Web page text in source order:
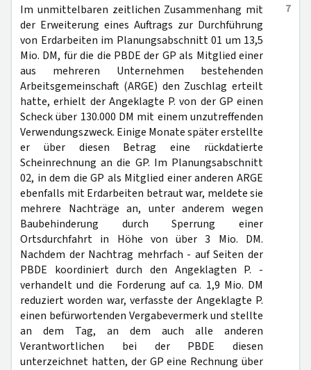
7
Im unmittelbaren zeitlichen Zusammenhang mit
der Erweiterung eines Auftrags zur Durchführung
von Erdarbeiten im Planungsabschnitt 01 um 13,5
Mio. DM, für die die PBDE der GP als Mitglied einer
aus mehreren Unternehmen bestehenden
Arbeitsgemeinschaft (ARGE) den Zuschlag erteilt
hatte, erhielt der Angeklagte P. von der GP einen
Scheck über 130.000 DM mit einem unzutreffenden
Verwendungszweck. Einige Monate später erstellte
er über diesen Betrag eine rückdatierte
Scheinrechnung an die GP. Im Planungsabschnitt
02, in dem die GP als Mitglied einer anderen ARGE
ebenfalls mit Erdarbeiten betraut war, meldete sie
mehrere Nachträge an, unter anderem wegen
Baubehinderung durch Sperrung einer
Ortsdurchfahrt in Höhe von über 3 Mio. DM.
Nachdem der Nachtrag mehrfach - auf Seiten der
PBDE koordiniert durch den Angeklagten P. -
verhandelt und die Forderung auf ca. 1,9 Mio. DM
reduziert worden war, verfasste der Angeklagte P.
einen befürwortenden Vergabevermerk und stellte
an dem Tag, an dem auch alle anderen
Verantwortlichen bei der PBDE diesen
unterzeichnet hatten, der GP eine Rechnung über